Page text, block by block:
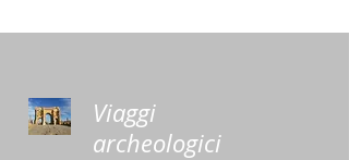
Viaggi
archeologici